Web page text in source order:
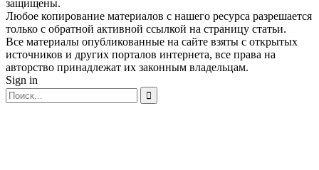
защищены.
Любое копирование материалов с нашего ресурса разрешается
только с обратной активной ссылкой на страницу статьи.
Все материалы опубликованные на сайте взяты с открытых
источников и других порталов интернета, все права на
авторство принадлежат их законным владельцам.
Sign in